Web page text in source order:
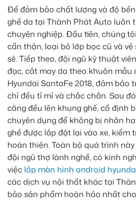
Để đảm bảo chất lượng và độ
ghế da tại Thành Phát Auto luôn
chuyên nghiệp. Đầu tiên, chúng
cẩn thận, loại bỏ lớp bọc cũ và vệ
sẽ. Tiếp theo, đội ngũ kỹ thuật
đạc, cắt may da theo khuôn mẫu
Hyundai SantaFe 2018, đảm bảo
chỉ đều tỉ mỉ và chắc chắn. Sau
căng đều lên khung ghế, cố định
chuyên dụng để không bị nhăn
ghế được lắp đặt lại vào xe, kiểm
hoàn thiện. Toàn bộ quá trình
đội ngũ thợ lành nghề, có kinh
việc lắp màn hình android
các dịch vụ nội thất khác tại
bảo sản phẩm hoàn hảo nhất